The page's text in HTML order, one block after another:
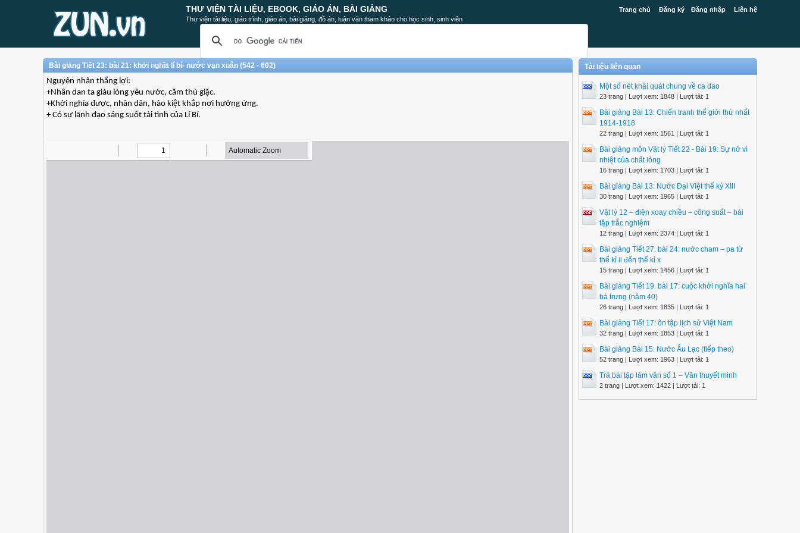
Trang chủ Đăng ký Đăng nhập Liên hệ
THƯ VIỆN TÀI LIỆU, EBOOK, GIÁO ÁN, BÀI GIẢNG
Thư viện tài liệu, giáo trình, giáo án, bài giảng, đồ án, luận văn tham khảo cho học sinh, sinh viên
Bài giảng Tiết 23: bài 21: khởi nghĩa lí bí- nước vạn xuân (542 - 602)
Nguyên nhân thắng lợi:
+Nhân dan ta giàu lòng yêu nước, căm thù giặc.
+Khởi nghĩa được, nhân dân, hào kiệt khắp nơi hưởng ứng.
+ Có sự lãnh đạo sáng suốt tài tình của Lí Bí.
Tài liệu liên quan
Một số nét khái quát chung về ca dao
23 trang | Lượt xem: 1848 | Lượt tải: 1
Bài giảng Bài 13: Chiến tranh thế giới thứ nhất
1914-1918
22 trang | Lượt xem: 1561 | Lượt tải: 1
Bài giảng môn Vật lý Tiết 22 - Bài 19: Sự nở vì
nhiệt của chất lỏng
16 trang | Lượt xem: 1703 | Lượt tải: 1
Bài giảng Bài 13: Nước Đại Việt thế kỷ XIII
30 trang | Lượt xem: 1965 | Lượt tải: 1
Vật lý 12 – điện xoay chiều – công suất – bài
tập trắc nghiệm
12 trang | Lượt xem: 2374 | Lượt tải: 1
Bài giảng Tiết 27. bài 24: nước cham – pa từ
thế kỉ ii đến thế kỉ x
15 trang | Lượt xem: 1456 | Lượt tải: 1
Bài giảng Tiết 19. bài 17: cuộc khởi nghĩa hai
bà trưng (năm 40)
26 trang | Lượt xem: 1835 | Lượt tải: 1
Bài giảng Tiết 17: ôn tập lịch sử Việt Nam
32 trang | Lượt xem: 1853 | Lượt tải: 1
Bài giảng Bài 15: Nước Âu Lạc (tiếp theo)
52 trang | Lượt xem: 1963 | Lượt tải: 1
Trả bài tập làm văn số 1 – Văn thuyết minh
2 trang | Lượt xem: 1422 | Lượt tải: 1